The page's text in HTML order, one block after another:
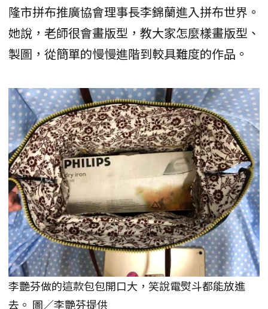
隆市拼布推廣協會理事長李錦蘭進入拼布世界。
她說，老師很會畫版型，教大家怎麼樣畫版型、
製圖，從簡單的慢慢進階到較具難度的作品。
李艷芬做的這款包包開口大，笑說電熨斗都能放進
去。 圖／李艷芬提供